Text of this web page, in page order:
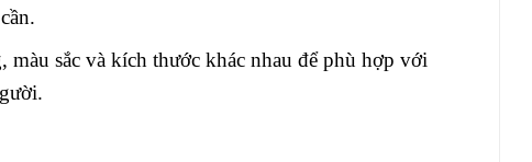
màu sắc và kích thước khác nhau để phù hợp với